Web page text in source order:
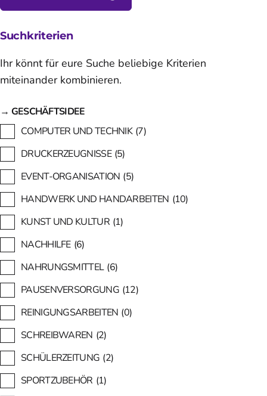
Suchkriterien
Ihr könnt für eure Suche beliebige Kriterien
miteinander kombinieren.
→ GESCHÄFTSIDEE
COMPUTER UND TECHNIK (7)
DRUCKERZEUGNISSE (5)
EVENT-ORGANISATION (5)
HANDWERK UND HANDARBEITEN (10)
KUNST UND KULTUR (1)
NACHHILFE (6)
NAHRUNGSMITTEL (6)
PAUSENVERSORGUNG (12)
REINIGUNGSARBEITEN (0)
SCHREIBWAREN (2)
SCHÜLERZEITUNG (2)
SPORTZUBEHÖR (1)